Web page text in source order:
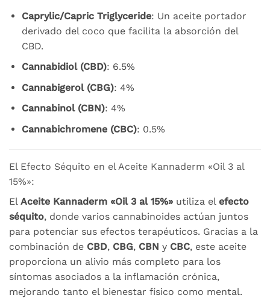
Caprylic/Capric Triglyceride: Un aceite portador
derivado del coco que facilita la absorción del
CBD.
Cannabidiol (CBD): 6.5%
Cannabigerol (CBG): 4%
Cannabinol (CBN): 4%
Cannabichromene (CBC): 0.5%
El Efecto Séquito en el Aceite Kannaderm «Oil 3 al
15%»:
El Aceite Kannaderm «Oil 3 al 15%»utiliza el efecto
séquito, donde varios cannabinoides actúan juntos
para potenciar sus efectos terapéuticos. Gracias a la
combinación de CBD, CBG, CBN y CBC, este aceite
proporciona un alivio más completo para los
síntomas asociados a la inflamación crónica,
mejorando tanto el bienestar físico como mental.